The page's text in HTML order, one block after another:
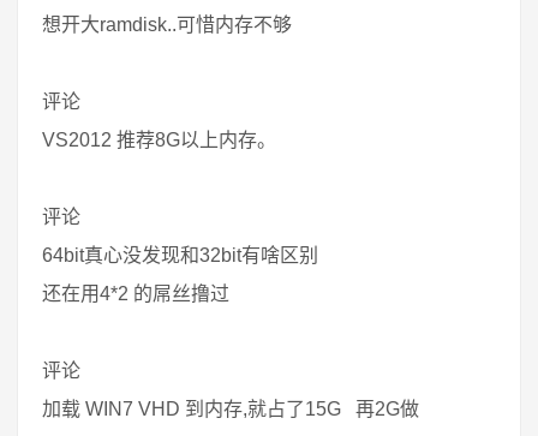
想开大ramdisk..可惜内存不够
评论
VS2012 推荐8G以上内存。
评论
64bit真心没发现和32bit有啥区别
还在用4*2 的屌丝撸过
评论
加载 WIN7 VHD 到内存,就占了15G 再2G做